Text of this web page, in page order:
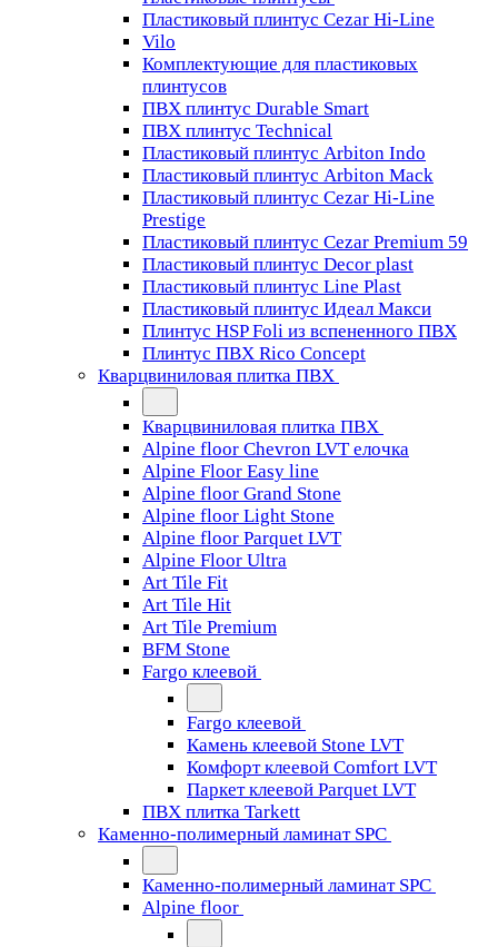
Пластиковый плинтус Cezar Hi-Line
Vilo
Комплектующие для пластиковых
плинтусов
ПВХ плинтус Durable Smart
ПВХ плинтус Technical
Пластиковый плинтус Arbiton Indo
Пластиковый плинтус Arbiton Mack
Пластиковый плинтус Cezar Hi-Line
Prestige
Пластиковый плинтус Cezar Premium 59
Пластиковый плинтус Decor plast
Пластиковый плинтус Line Plast
Пластиковый плинтус Идеал Макси
Плинтус HSP Foli из вспененного ПВХ
Плинтус ПВХ Rico Concept
Кварцвиниловая плитка ПВХ
Кварцвиниловая плитка ПВХ
Alpine floor Chevron LVT елочка
Alpine Floor Easy line
Alpine floor Grand Stone
Alpine floor Light Stone
Alpine floor Parquet LVT
Alpine Floor Ultra
Art Tile Fit
Art Tile Hit
Art Tile Premium
BFM Stone
Fargo клеевой
Fargo клеевой
Камень клеевой Stone LVT
Комфорт клеевой Comfort LVT
Паркет клеевой Parquet LVT
ПВХ плитка Tarkett
Каменно-полимерный ламинат SPC
Каменно-полимерный ламинат SPC
Alpine floor